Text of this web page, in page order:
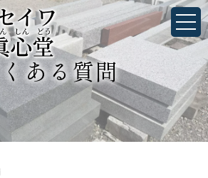
仏壇のことなら静岡県浜松
るセイワ／眞心堂
市中央区佐鳴台1丁目4-27